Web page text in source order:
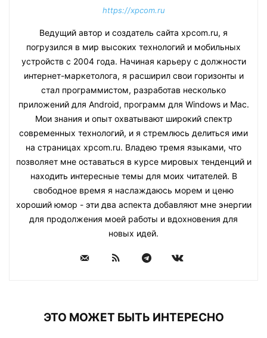
https://xpcom.ru
Ведущий автор и создатель сайта xpcom.ru, я
погрузился в мир высоких технологий и мобильных
устройств с 2004 года. Начиная карьеру с должности
интернет-маркетолога, я расширил свои горизонты и
стал программистом, разработав несколько
приложений для Android, программ для Windows и Mac.
Мои знания и опыт охватывают широкий спектр
современных технологий, и я стремлюсь делиться ими
на страницах xpcom.ru. Владею тремя языками, что
позволяет мне оставаться в курсе мировых тенденций и
находить интересные темы для моих читателей. В
свободное время я наслаждаюсь морем и ценю
хороший юмор - эти два аспекта добавляют мне энергии
для продолжения моей работы и вдохновения для
новых идей.
ЭТО МОЖЕТ БЫТЬ ИНТЕРЕСНО